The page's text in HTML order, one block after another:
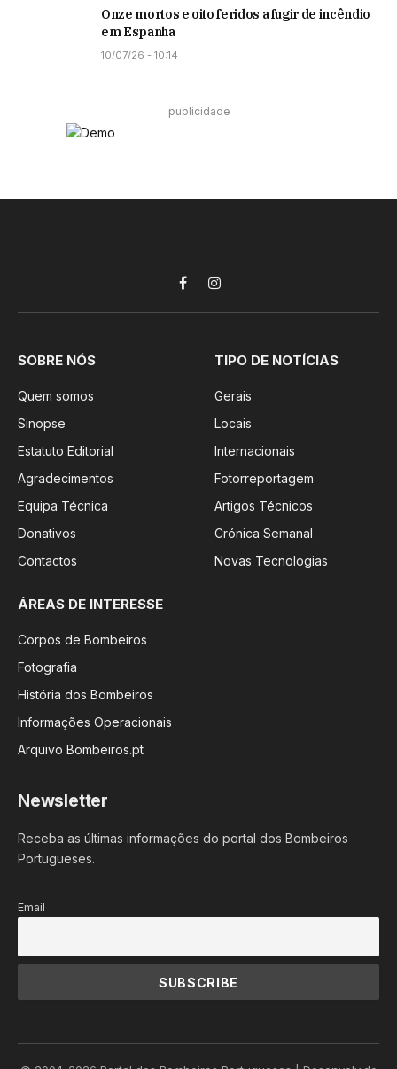
Onze mortos e oito feridos a fugir de incêndio
em Espanha
10/07/26 - 10:14
publicidade
FacebookInstagram
SOBRE NÓS
Quem somos
Sinopse
Estatuto Editorial
Agradecimentos
Equipa Técnica
Donativos
Contactos
TIPO DE NOTÍCIAS
Gerais
Locais
Internacionais
Fotorreportagem
Artigos Técnicos
Crónica Semanal
Novas Tecnologias
ÁREAS DE INTERESSE
Corpos de Bombeiros
Fotografia
História dos Bombeiros
Informações Operacionais
Arquivo Bombeiros.pt
Newsletter
Receba as últimas informações do portal dos Bombeiros
Portugueses.
Email